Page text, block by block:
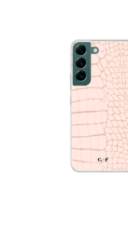
Collecties
Contact